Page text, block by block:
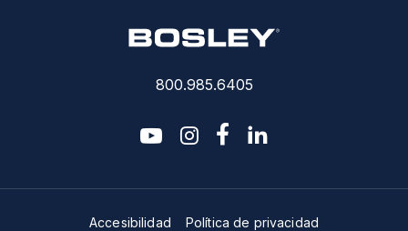
800.985.6405
youtubeinstagram
facebook-f
linkedin2
Accesibilidad
Política de privacidad